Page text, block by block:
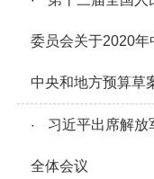
委员会关于2020
中央和地方预算草
· 习近平出席解放
全体会议